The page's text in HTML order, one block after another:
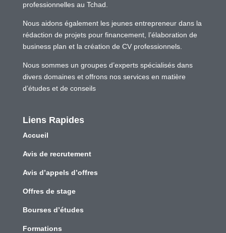
professionnelles au Tchad.
Nous aidons également les jeunes entrepreneur dans la
rédaction de projets pour financement, l’élaboration de
business plan et la création de CV professionnels.
Nous sommes un groupes d’experts spécialisés dans
divers domaines et offrons nos services en matière
d’études et de conseils
Liens Rapides
Accueil
Avis de recrutement
Avis d’appels d’offres
Offres de stage
Bourses d’études
Formations